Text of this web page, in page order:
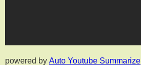
powered by Auto Youtube Summarize